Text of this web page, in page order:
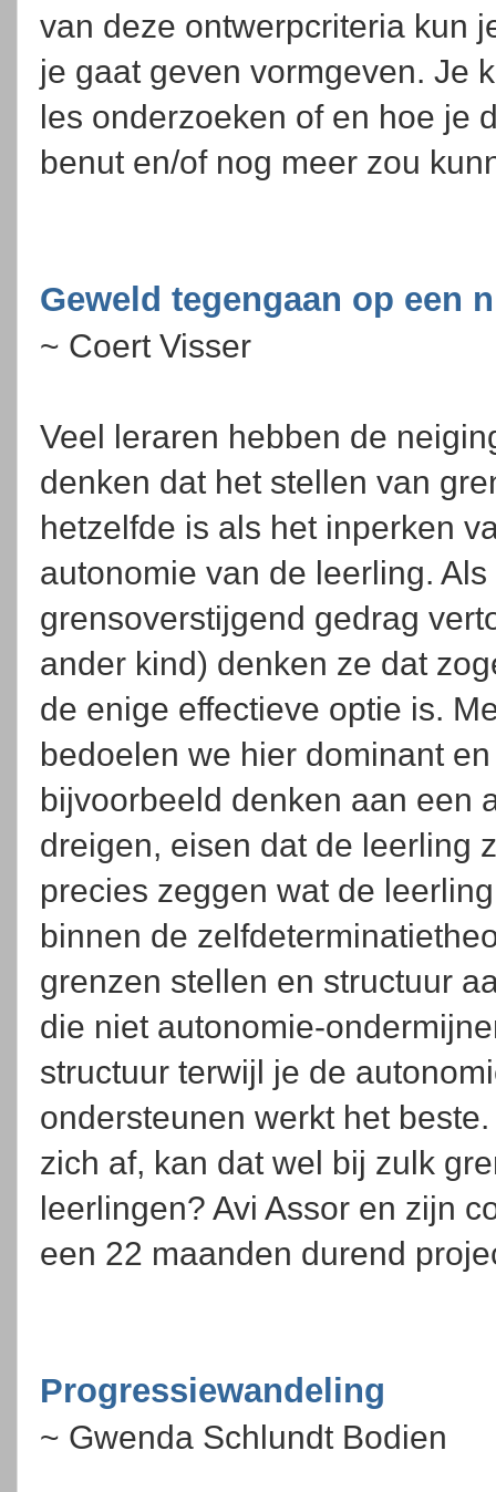
van deze ontwerpcriteria kun
je gaat geven vormgeven. Je
les onderzoeken of en hoe je
benut en/of nog meer zou
Geweld tegengaan op een
~ Coert Visser
Veel leraren hebben de
denken dat het stellen van
hetzelfde is als het inperken
autonomie van de leerling.
grensoverstijgend gedrag
ander kind) denken ze dat
de enige effectieve optie is.
bedoelen we hier dominant
bijvoorbeeld denken aan een
dreigen, eisen dat de leerling
precies zeggen wat de
binnen de
grenzen stellen en structuur
die niet autonomie-
structuur terwijl je de
ondersteunen werkt het
zich af, kan dat wel bij zulk
leerlingen? Avi Assor en zijn
een 22 maanden durend
Progressiewandeling
~ Gwenda Schlundt Bodien